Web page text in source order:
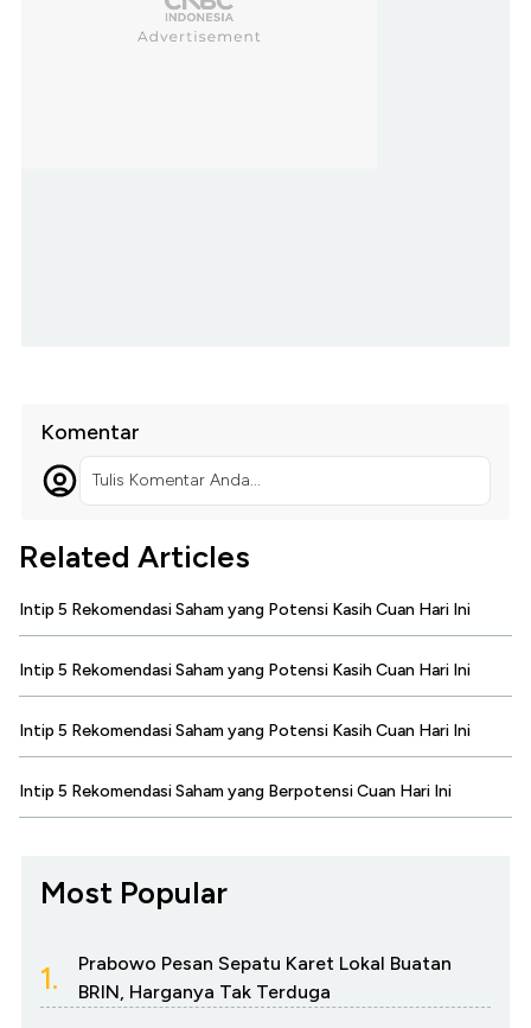
Komentar
Tulis Komentar Anda...
Related Articles
Intip 5 Rekomendasi Saham yang Potensi Kasih Cuan Hari Ini
Intip 5 Rekomendasi Saham yang Potensi Kasih Cuan Hari Ini
Intip 5 Rekomendasi Saham yang Potensi Kasih Cuan Hari Ini
Intip 5 Rekomendasi Saham yang Berpotensi Cuan Hari Ini
Most Popular
1.
Prabowo Pesan Sepatu Karet Lokal Buatan
BRIN, Harganya Tak Terduga